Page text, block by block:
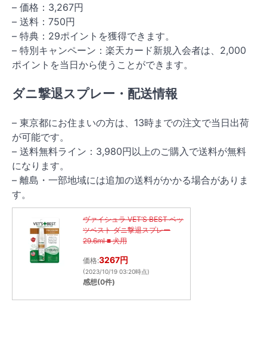
– 価格：3,267円
– 送料：750円
– 特典：29ポイントを獲得できます。
– 特別キャンペーン：楽天カード新規入会者は、2,000
ポイントを当日から使うことができます。
ダニ撃退スプレー・配送情報
– 東京都にお住まいの方は、13時までの注文で当日出荷
が可能です。
– 送料無料ライン：3,980円以上のご購入で送料が無料
になります。
– 離島・一部地域には追加の送料がかかる場合がありま
す。
ヴァイシュラ VET’S BEST ベッ
ツベスト ダニ撃退スプレー
29.6ml ■ 犬用
価格:3267円
(2023/10/19 03:20時点)
感想(0件)